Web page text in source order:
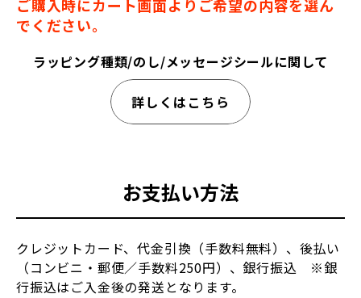
ご購入時にカート画面よりご希望の内容を選ん
でください。
ラッピング種類/のし/メッセージシールに関して
詳しくはこちら
お支払い方法
クレジットカード、代金引換（手数料無料）、後払い
（コンビニ・郵便／手数料250円）、銀行振込 ※銀
行振込はご入金後の発送となります。